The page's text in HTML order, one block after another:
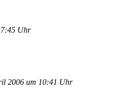
Uhr
2006 um 10:41 Uhr